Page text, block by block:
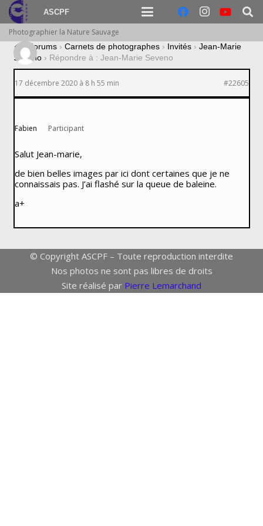
ASCPF
Photographier la Nature Sauvage
› Forums › Carnets de photographes › Invités › Jean-Marie
Seveno › Répondre à : Jean-Marie Seveno
17 décembre 2020 à 8 h 55 min #22605
Fabien Participant
Salut Jean-marie,
de bien belles images par ici dont certaines que je ne
connaissais pas. J’ai flashé sur la queue de baleine.
a+
© Copyright ASCPF – Toute reproduction interdite
Nos photos ne sont pas libres de droits
Site réalisé par Pierre Lemarchand